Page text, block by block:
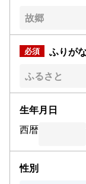
ふりが
生年月日
西暦
性別